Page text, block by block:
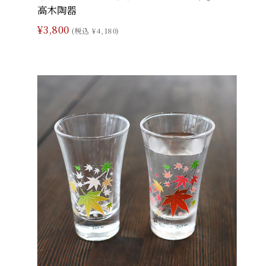
高木陶器
¥3,800 (税込 ¥4,180)